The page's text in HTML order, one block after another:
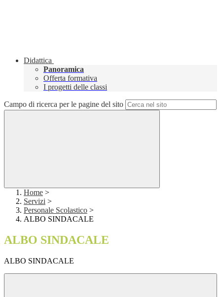
Didattica
Panoramica
Offerta formativa
I progetti delle classi
Campo di ricerca per le pagine del sito
Home >
Servizi >
Personale Scolastico >
ALBO SINDACALE
ALBO SINDACALE
ALBO SINDACALE